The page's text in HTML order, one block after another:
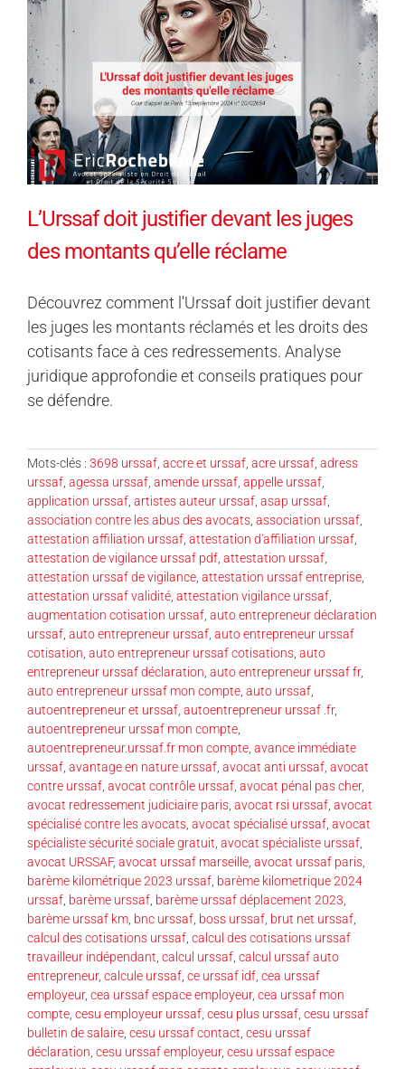
L’Urssaf doit justifier devant les juges
des montants qu’elle réclame
Découvrez comment l'Urssaf doit justifier devant
les juges les montants réclamés et les droits des
cotisants face à ces redressements. Analyse
juridique approfondie et conseils pratiques pour
se défendre.
Mots-clés : 3698 urssaf accre et urssaf acre urssaf adress
urssaf agessa urssaf amende urssaf appelle urssaf
application urssaf artistes auteur urssaf asap urssaf
association contre les abus des avocats association urssaf
attestation affiliation urssaf attestation d'affiliation urssaf
attestation de vigilance urssaf pdf attestation urssaf
attestation urssaf de vigilance attestation urssaf entreprise
attestation urssaf validité attestation vigilance urssaf
augmentation cotisation urssaf auto entrepreneur déclaration
urssaf auto entrepreneur urssaf auto entrepreneur urssaf
cotisation auto entrepreneur urssaf cotisations auto
entrepreneur urssaf déclaration auto entrepreneur urssaf fr,
auto entrepreneur urssaf mon compte auto urssaf
autoentrepreneur et urssaf autoentrepreneur urssaf .fr,
autoentrepreneur urssaf mon compte
autoentrepreneur.urssaf.fr mon compte avance immédiate
urssaf avantage en nature urssaf avocat anti urssaf avocat
contre urssaf avocat contrôle urssaf avocat pénal pas cher,
avocat redressement judiciaire paris avocat rsi urssaf avocat
spécialisé contre les avocats avocat spécialisé urssaf avocat
spécialiste sécurité sociale gratuit avocat spécialiste urssaf
avocat URSSAF, avocat urssaf marseille avocat urssaf paris
barème kilométrique 2023 urssaf barème kilometrique 2024
urssaf barème urssaf barème urssaf déplacement 2023
barème urssaf km bnc urssaf boss urssaf brut net urssaf
calcul des cotisations urssaf calcul des cotisations urssaf
travailleur indépendant calcul urssaf calcul urssaf auto
entrepreneur, calcule urssaf ce urssaf idf cea urssaf
employeur, cea urssaf espace employeur, cea urssaf mon
compte cesu employeur urssaf cesu plus urssaf cesu urssaf
bulletin de salaire cesu urssaf contact cesu urssaf
déclaration cesu urssaf employeur, cesu urssaf espace